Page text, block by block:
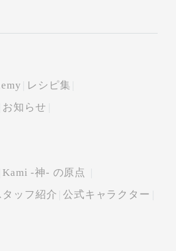
レシピ集
お知らせ
Kami -神- の原点
タッフ紹介 公式キャラクター